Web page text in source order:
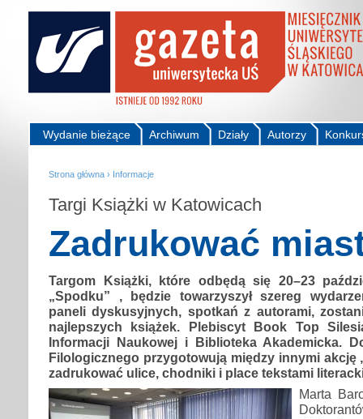
Autorzy
Działy
Archiwum
Wydanie bieżące
Strona główna › Informacje
Targi Książki w Katowicach
Zadrukować
Targom Książki, które odbędą się 20–23
„Spodku” , będzie towarzyszył szereg
paneli dyskusyjnych, spotkań z autorami,
najlepszych książek. Plebiscyt Book Top
Informacji Naukowej i Biblioteka Akademicka.
Filologicznego przygotowują między innymi akcję
zadrukować ulice, chodniki i place tekstami
Marta